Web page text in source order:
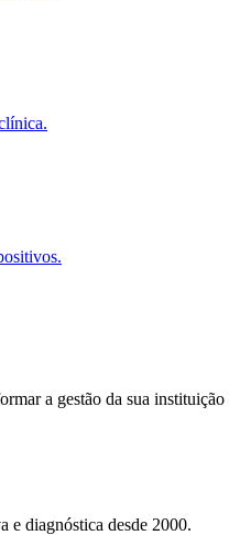
a gestão da sua instituição
e diagnóstica desde 2000.